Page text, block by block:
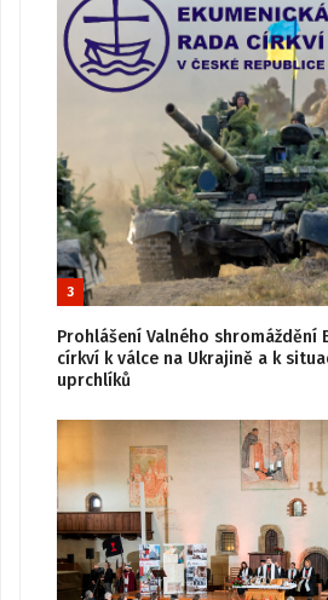
3
Prohlášení Valného shromáždění
církví k válce na Ukrajině a k
uprchlíků